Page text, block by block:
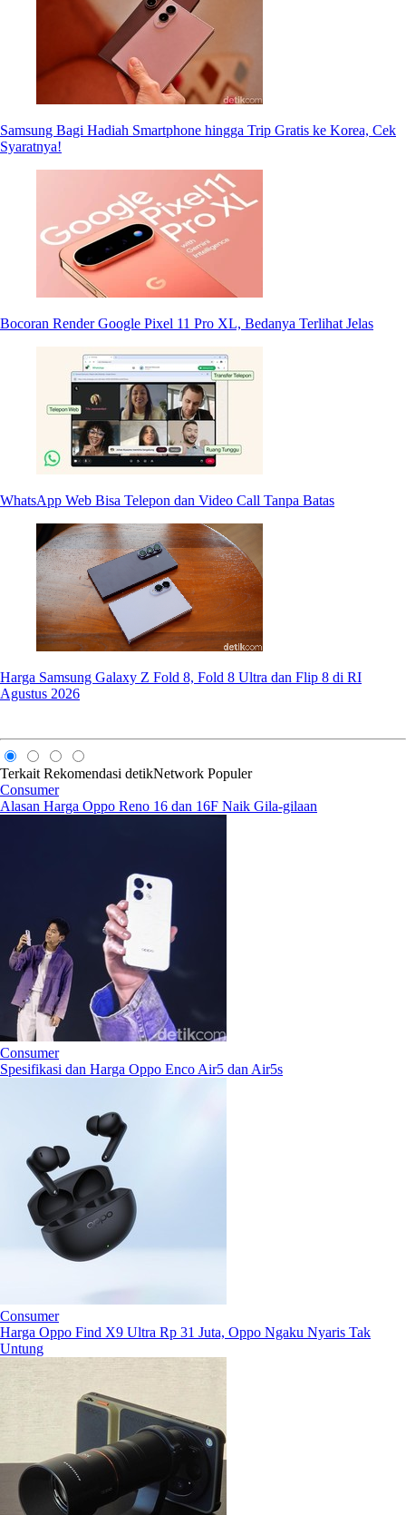
Samsung Bagi Hadiah Smartphone hingga Trip Gratis ke Korea, Cek
Syaratnya!
Bocoran Render Google Pixel 11 Pro XL, Bedanya Terlihat Jelas
WhatsApp Web Bisa Telepon dan Video Call Tanpa Batas
Harga Samsung Galaxy Z Fold 8, Fold 8 Ultra dan Flip 8 di RI
Agustus 2026
Terkait Rekomendasi detikNetwork Populer
Consumer
Alasan Harga Oppo Reno 16 dan 16F Naik Gila-gilaan
Consumer
Spesifikasi dan Harga Oppo Enco Air5 dan Air5s
Consumer
Harga Oppo Find X9 Ultra Rp 31 Juta, Oppo Ngaku Nyaris Tak
Untung